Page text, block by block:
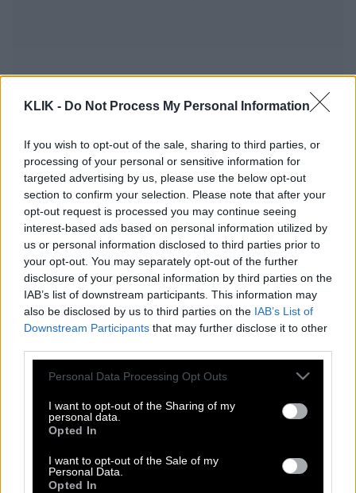
KLIK - Do Not Process My Personal Information
If you wish to opt-out of the sale, sharing to third parties, or
processing of your personal or sensitive information for
targeted advertising by us, please use the below opt-out
section to confirm your selection. Please note that after your
opt-out request is processed you may continue seeing
interest-based ads based on personal information utilized by
us or personal information disclosed to third parties prior to
your opt-out. You may separately opt-out of the further
disclosure of your personal information by third parties on the
IAB’s list of downstream participants. This information may
also be disclosed by us to third parties on the IAB’s List of
Downstream Participants that may further disclose it to other
Please note that this website/app uses one or more Google
not limited to your visit or usage behaviour. You may click to
grant or deny consent to Google and its third-party tags to
use your data for below specified purposes in below Google
consent section.
Personal Data Processing Opt Outs
I want to opt-out of the Sharing of my
personal data.
Opted In
I want to opt-out of the Sale of my
Personal Data.
Opted In
Το μεγάλο στοίχημα του Ντουμπάι:
Μπορεί να παραμείνει η πρωτεύουσα
του παγκόσμιου πλούτου;
Λίντσεϊ Λόχαν: Η γυναίκα που σώθηκε
στο Ντουμπάι – Το εξώφυλλο-σύμβολο
παγκόσμιας φυγής
Ποια είναι η πριγκίπισσα από το